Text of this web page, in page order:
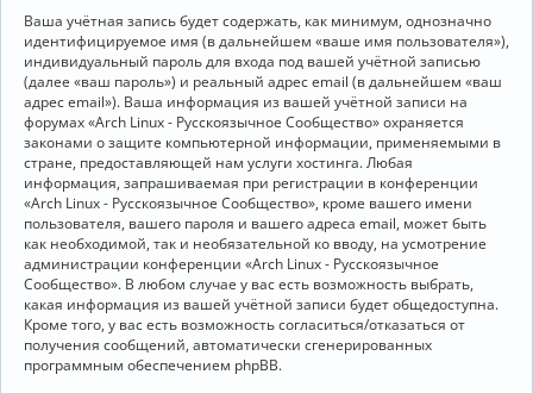
Ваша учётная запись будет содержать, как минимум, однозначно
идентифицируемое имя (в дальнейшем «ваше имя пользователя»),
индивидуальный пароль для входа под вашей учётной записью
(далее «ваш пароль») и реальный адрес email (в дальнейшем «ваш
адрес email»). Ваша информация из вашей учётной записи на
форумах «Arch Linux - Русскоязычное Сообщество» охраняется
законами о защите компьютерной информации, применяемыми в
стране, предоставляющей нам услуги хостинга. Любая
информация, запрашиваемая при регистрации в конференции
«Arch Linux - Русскоязычное Сообщество», кроме вашего имени
пользователя, вашего пароля и вашего адреса email, может быть
как необходимой, так и необязательной ко вводу, на усмотрение
администрации конференции «Arch Linux - Русскоязычное
Сообщество». В любом случае у вас есть возможность выбрать,
какая информация из вашей учётной записи будет общедоступна.
Кроме того, у вас есть возможность согласиться/отказаться от
получения сообщений, автоматически сгенерированных
программным обеспечением phpBB.